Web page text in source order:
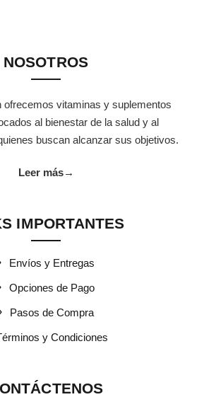
NOSOTROS
ofrecemos vitaminas y suplementos
al bienestar de la salud y al
buscan alcanzar sus objetivos.
Leer más→
IMPORTANTES
Envíos y Entregas
Opciones de Pago
Pasos de Compra
y Condiciones